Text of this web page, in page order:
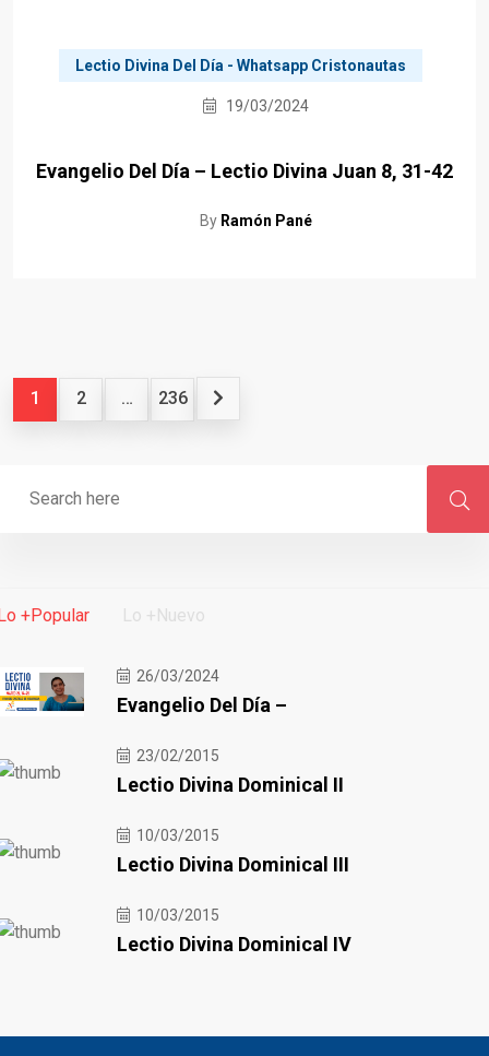
Lectio Divina Del Día - Whatsapp Cristonautas
19/03/2024
Evangelio Del Día – Lectio Divina Juan 8, 31-42
By Ramón Pané
1 2 … 236
+Popular Lo +Nuevo
26/03/2024
Evangelio Del Día –
23/02/2015
Lectio Divina Dominical II
10/03/2015
Lectio Divina Dominical III
10/03/2015
Lectio Divina Dominical IV